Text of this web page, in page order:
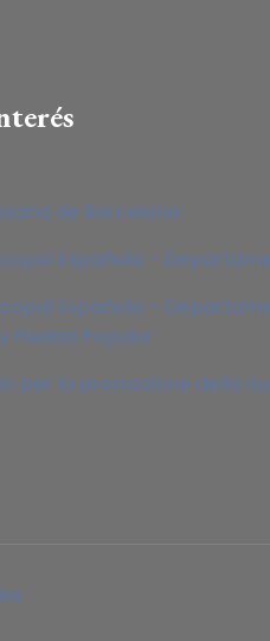
de Barcelona
Española –
Española –
Piedad Popular
per la promozione della